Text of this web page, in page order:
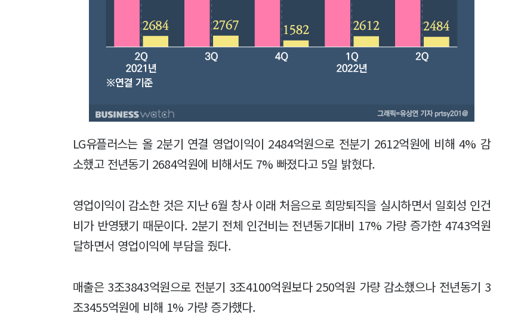
LG유플러스는 올 2분기 연결 영업이익이 2484억원으로 전분기 2612억원에 비해 4% 감
소했고 전년동기 2684억원에 비해서도 7% 빠졌다고 5일 밝혔다.
영업이익이 감소한 것은 지난 6월 창사 이래 처음으로 희망퇴직을 실시하면서 일회성 인건
비가 반영됐기 때문이다. 2분기 전체 인건비는 전년동기대비 17% 가량 증가한 4743억원
달하면서 영업이익에 부담을 줬다.
매출은 3조3843억원으로 전분기 3조4100억원보다 250억원 가량 감소했으나 전년동기 3
조3455억원에 비해 1% 가량 증가했다.